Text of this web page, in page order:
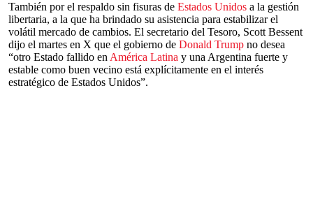
También por el respaldo sin fisuras de Estados Unidos a la gestión
libertaria, a la que ha brindado su asistencia para estabilizar el
volátil mercado de cambios. El secretario del Tesoro, Scott Bessent
dijo el martes en X que el gobierno de Donald Trump no desea
“otro Estado fallido en América Latina y una Argentina fuerte y
estable como buen vecino está explícitamente en el interés
estratégico de Estados Unidos”.